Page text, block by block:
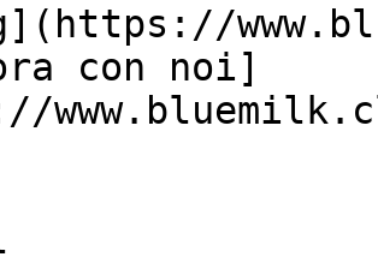
con noi]